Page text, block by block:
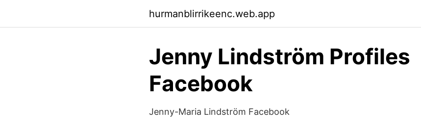
hurmanblirrikeenc.web.app
Jenny Lindström Profiles
Facebook
Jenny-Maria Lindström Facebook